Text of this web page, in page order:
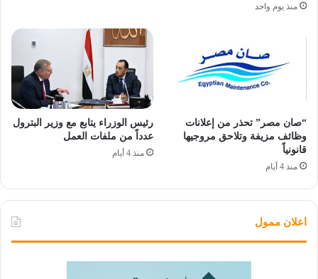
منذ يوم واحد
“صان مصر” تحذر من إعلانات
وظائف مزيفة وتلاحق مروجيها
قانونياً
منذ 4 أيام
رئيس الوزراء يتابع مع وزير البترول
عدداً من ملفات العمل
منذ 4 أيام
اعلان ممول